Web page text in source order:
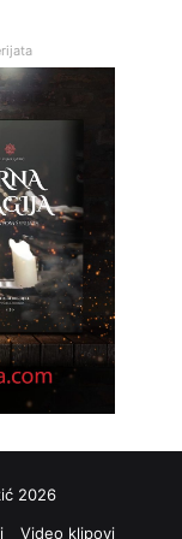
2026
Video klipovi